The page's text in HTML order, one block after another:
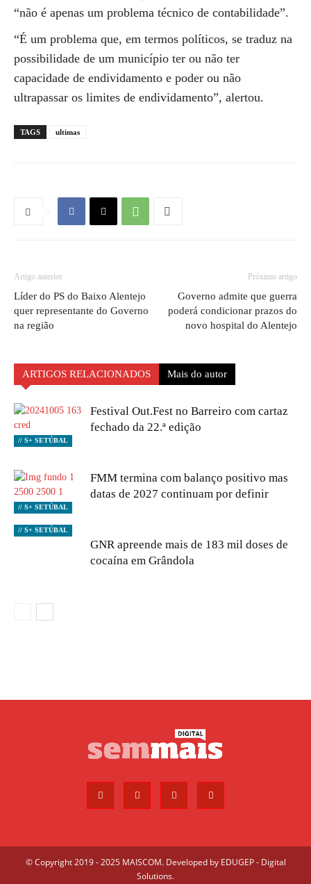
“não é apenas um problema técnico de contabilidade”.
“É um problema que, em termos políticos, se traduz na
possibilidade de um município ter ou não ter
capacidade de endividamento e poder ou não
ultrapassar os limites de endividamento”, alertou.
TAGS ultimas
Artigo anterior
Líder do PS do Baixo Alentejo
quer representante do Governo
na região
Próximo artigo
Governo admite que guerra
poderá condicionar prazos do
novo hospital do Alentejo
ARTIGOS RELACIONADOS Mais do autor
// S+ SETÚBAL
Festival Out.Fest no Barreiro com cartaz
fechado da 22.ª edição
// S+ SETÚBAL
FMM termina com balanço positivo mas
datas de 2027 continuam por definir
// S+ SETÚBAL
GNR apreende mais de 183 mil doses de
cocaína em Grândola
© Copyright 2019 - 2025 MAISCOM. Developed by EDUGEP - Digital
Solutions.